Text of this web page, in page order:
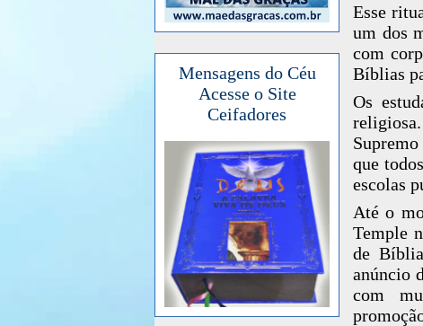
Mensagens do Céu
Acesse o Site
Ceifadores
Esse
um dos
com
Bíblias
Os
que
escolas
Até o
Temple
de
anúncio
com